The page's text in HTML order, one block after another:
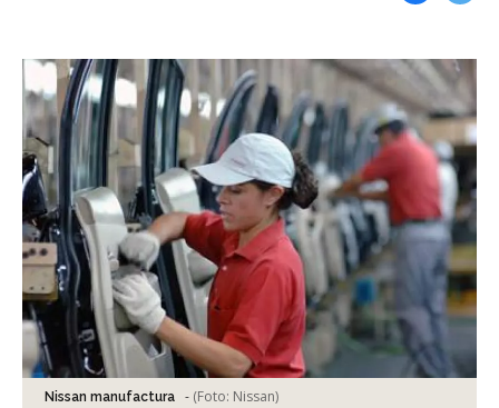
Nissan manufactura - (Foto: Nissan)